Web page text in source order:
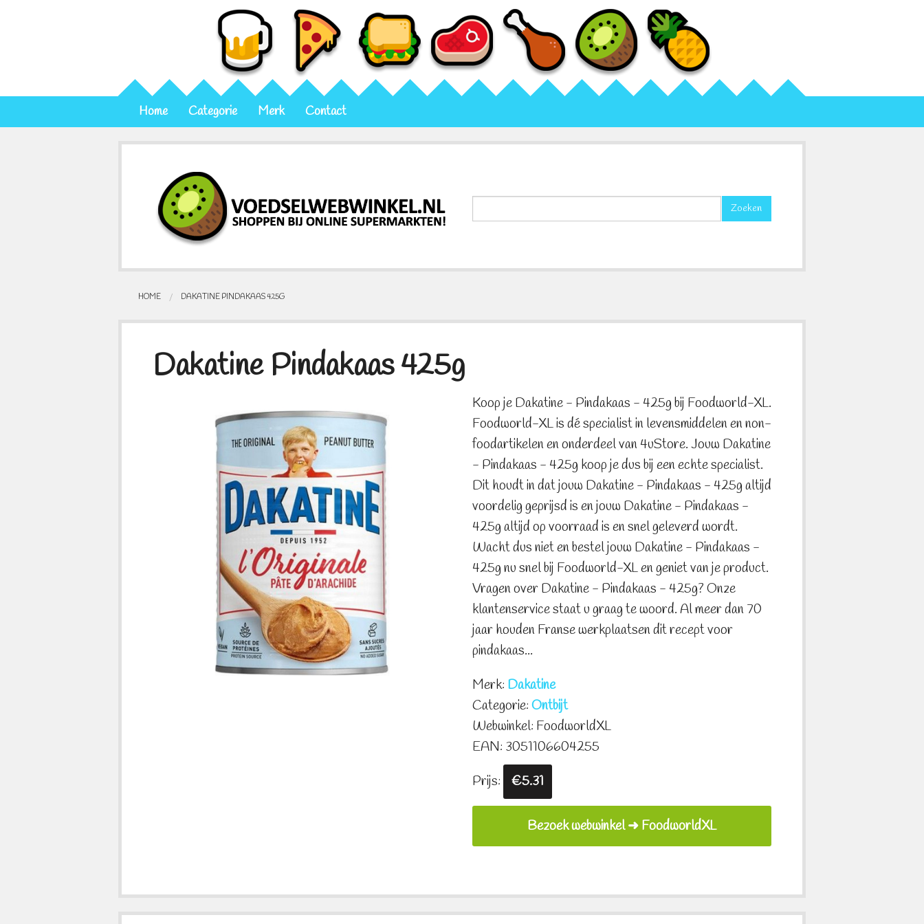
Home Categorie Merk Contact
Zoeken
HOME DAKATINE PINDAKAAS 425G
Dakatine Pindakaas 425g
Koop je Dakatine - Pindakaas - 425g bij Foodworld-XL.
Foodworld-XL is dé specialist in levensmiddelen en non-
foodartikelen en onderdeel van 4uStore. Jouw Dakatine
- Pindakaas - 425g koop je dus bij een echte specialist.
Dit houdt in dat jouw Dakatine - Pindakaas - 425g altijd
voordelig geprijsd is en jouw Dakatine - Pindakaas -
425g altijd op voorraad is en snel geleverd wordt.
Wacht dus niet en bestel jouw Dakatine - Pindakaas -
425g nu snel bij Foodworld-XL en geniet van je product.
Vragen over Dakatine - Pindakaas - 425g? Onze
klantenservice staat u graag te woord. Al meer dan 70
jaar houden Franse werkplaatsen dit recept voor
pindakaas...
Merk: Dakatine
Categorie:Ontbijt
Webwinkel: FoodworldXL
EAN: 3051106604255
Prijs:
€5.31
Bezoek webwinkel ➜ FoodworldXL